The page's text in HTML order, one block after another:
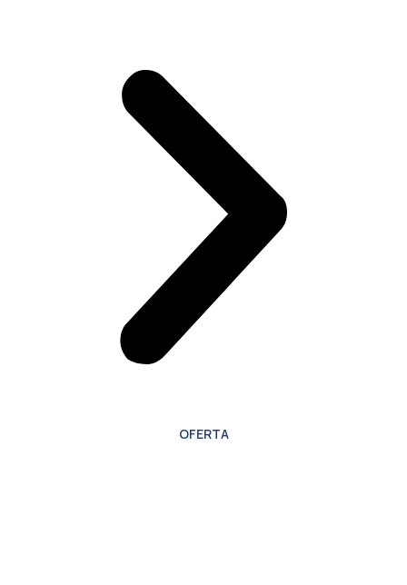
OFERTA